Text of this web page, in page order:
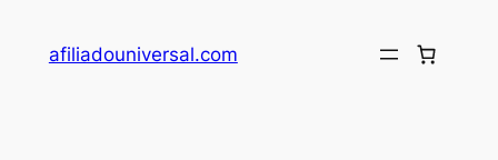
afiliadouniversal.com